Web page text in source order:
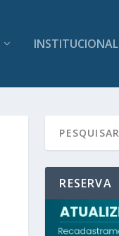
INSTITUCIONAL
RESERVA